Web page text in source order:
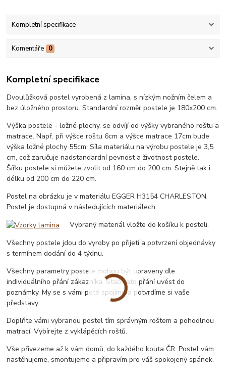
Kompletní specifikace
Komentáře 0
Kompletní specifikace
Dvoulůžková postel vyrobená z lamina, s nízkým nožním čelem a
bez úložného prostoru. Standardní rozměr postele je 180x200 cm.
Výška postele - ložné plochy, se odvíjí od výšky vybraného roštu a
matrace. Např. při výšce roštu 6cm a výšce matrace 17cm bude
výška ložné plochy 55cm. Síla materiálu na výrobu postele je 3,5
cm, což zaručuje nadstandardní pevnost a životnost postele.
Šířku postele si můžete zvolit od 160 cm do 200 cm. Stejně tak i
délku od 200 cm do 220 cm.
Postel na obrázku je v materiálu EGGER H3154 CHARLESTON.
Postel je dostupná v následujících materiálech:
Vybraný materiál vložte do košíku k posteli.
Všechny postele jdou do vyroby po přijetí a potvrzení objednávky
s termínem dodání do 4 týdnu.
Všechny parametry postele mohou být upraveny dle
individuálního přání zákazníka. Stačí tato přání uvést do
poznámky. My se s vámi poté spojíme a potvrdíme si vaše
představy.
Doplňte vámi vybranou postel tím správným roštem a pohodlnou
matrací. Vybírejte z vyklápěcích roštů.
Vše přivezeme až k vám domů, do každého kouta ČR. Postel vám
nastěhujeme, smontujeme a připravím pro váš spokojený spánek.